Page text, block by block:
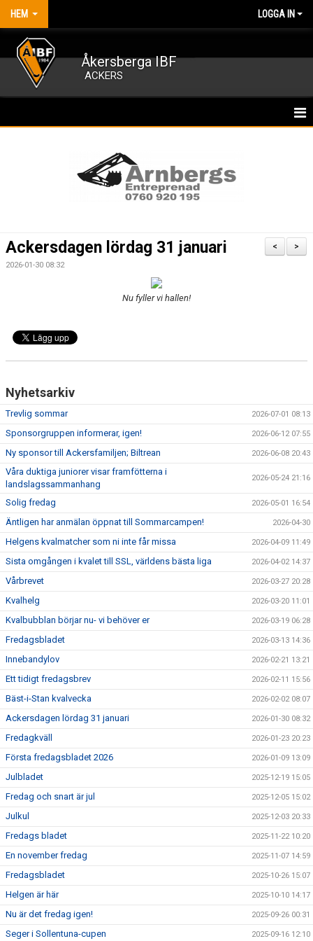
HEM LOGGA IN
Åkersberga IBF
ACKERS
MATCHER
ACKERSCAMP
ACKERSTV
PROVA PÅ
>
<
Ackersdagen lördag 31 januari
2026-01-30 08:32
Nu fyller vi hallen!
Nyhetsarkiv
Trevlig sommar 2026-07-01 08:13
Sponsorgruppen informerar, igen! 2026-06-12 07:55
Ny sponsor till Ackersfamiljen; Biltrean 2026-06-08 20:43
Våra duktiga juniorer visar framfötterna i
landslagssammanhang
2026-05-24 21:16
Solig fredag 2026-05-01 16:54
Äntligen har anmälan öppnat till Sommarcampen! 2026-04-30
Helgens kvalmatcher som ni inte får missa 2026-04-09 11:49
Sista omgången i kvalet till SSL, världens bästa liga 2026-04-02 14:37
Vårbrevet 2026-03-27 20:28
Kvalhelg 2026-03-20 11:01
Kvalbubblan börjar nu- vi behöver er 2026-03-19 06:28
Fredagsbladet 2026-03-13 14:36
Innebandylov 2026-02-21 13:21
Ett tidigt fredagsbrev 2026-02-11 15:56
Bäst-i-Stan kvalvecka 2026-02-02 08:07
Ackersdagen lördag 31 januari 2026-01-30 08:32
Fredagkväll 2026-01-23 20:23
Första fredagsbladet 2026 2026-01-09 13:09
Julbladet 2025-12-19 15:05
Fredag och snart är jul 2025-12-05 15:02
Julkul 2025-12-03 20:33
Fredags bladet 2025-11-22 10:20
En november fredag 2025-11-07 14:59
Fredagsbladet 2025-10-26 15:07
Helgen är här 2025-10-10 14:17
Nu är det fredag igen! 2025-09-26 00:31
Seger i Sollentuna-cupen 2025-09-16 12:10